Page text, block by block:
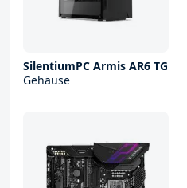
SilentiumPC Armis AR6 TG
Gehäuse